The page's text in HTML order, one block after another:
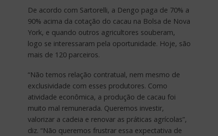
De acordo com Sartorelli, a Dengo paga de 70% a
90% acima da cotação do cacau na Bolsa de Nova
York, e quando outros agricultores souberam,
logo se interessaram pela oportunidade. Hoje, são
mais de 120 parceiros.
“Não temos relação contratual, nem mesmo de
exclusividade com esses produtores. Como
atividade econômica, a produção de cacau foi
muito mal remunerada. Queremos investir,
valorizar a cadeia e renovar as práticas agrícolas”,
diz. “Não queremos frustrar essa expectativa de